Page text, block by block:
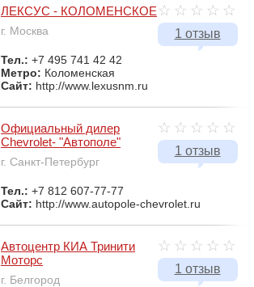
1 отзыв
ЛЕКСУС - КОЛОМЕНСКОЕ
г. Москва
Тел.: +7 495 741 42 42
Метро: Коломенская
Сайт: http://www.lexusnm.ru
1 отзыв
Официальный дилер
Chevrolet- "Автополе"
г. Санкт-Петербург
Тел.: +7 812 607-77-77
Сайт: http://www.autopole-chevrolet.ru
1 отзыв
Автоцентр КИА Тринити
Моторс
г. Белгород